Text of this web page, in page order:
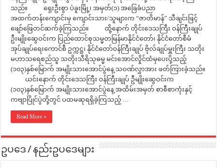
သည်။ ရှေးဦးစွာ ပဲခူးမြို့၊ အမှတ်(၁) အခြေခံပညာ
အထက်တန်းကျောင်းမှ ကျောင်းသား/သူများက “ဇာတိမာန်” သီချင်းဖြင့်
ဖျော်ဖြေတင်ဆက်ခဲ့ကြသည်။ ထို့နောက် တိုင်းဒေသကြီး ဝန်ကြီးချုပ်
ဦးမျိုးဆွေဝင်းက ပြည်ထောင်စုသမ္မတမြန်မာနိုင်ငံတော်၊ နိုင်ငံတော်စီမံ
အုပ်ချုပ်ရေးကောင်စီ ဥက္ကဋ္ဌ၊ နိုင်ငံတော်ဝန်ကြီးချုပ် ဗိုလ်ချုပ်မှူးကြီး သတိုး
မဟာသရေစည်သူ သတိုးသီရိသုဓမ္မ မင်းအောင်လှိုင်ထံမှပေးပို့သည့်
(၁၀၃)နှစ်မြောက် အမျိုးသားအောင်ပွဲနေ့ သဝဏ်လွှာအား ဖတ်ကြားခဲ့သည်။
ယင်းနောက် တိုင်းဒေသကြီး ဝန်ကြီးချုပ် ဦမျိုးဆွေဝင်းက
(၁၀၃)နှစ်မြောက် အမျိုးသားအောင်ပွဲနေ့ အထိမ်းအမှတ် စာစီစာကုံးနှင့်
ကဗျာပြိုင်ပွဲတို့တွင် ပထမဆုရရှိခဲ့ကြသည့် …
Read More »
ဥပဒေ / နည်းဥပဒေများ